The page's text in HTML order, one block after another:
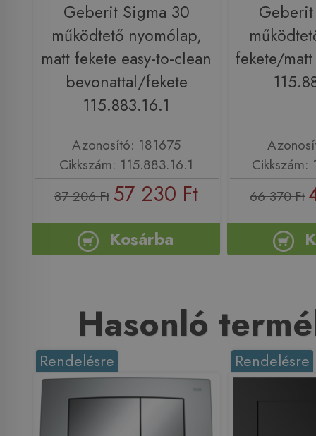
Geberit Sigma 30
működtető nyomólap,
matt fekete easy-to-clean
bevonattal/fekete
115.883.16.1
Azonosító: 181675
Cikkszám: 115.883.16.1
87 206 Ft 57 230 Ft
Kosárba
fekete/
Cikkszám:
66 370 Ft
Hasonló
Rendelésre Rendelésre